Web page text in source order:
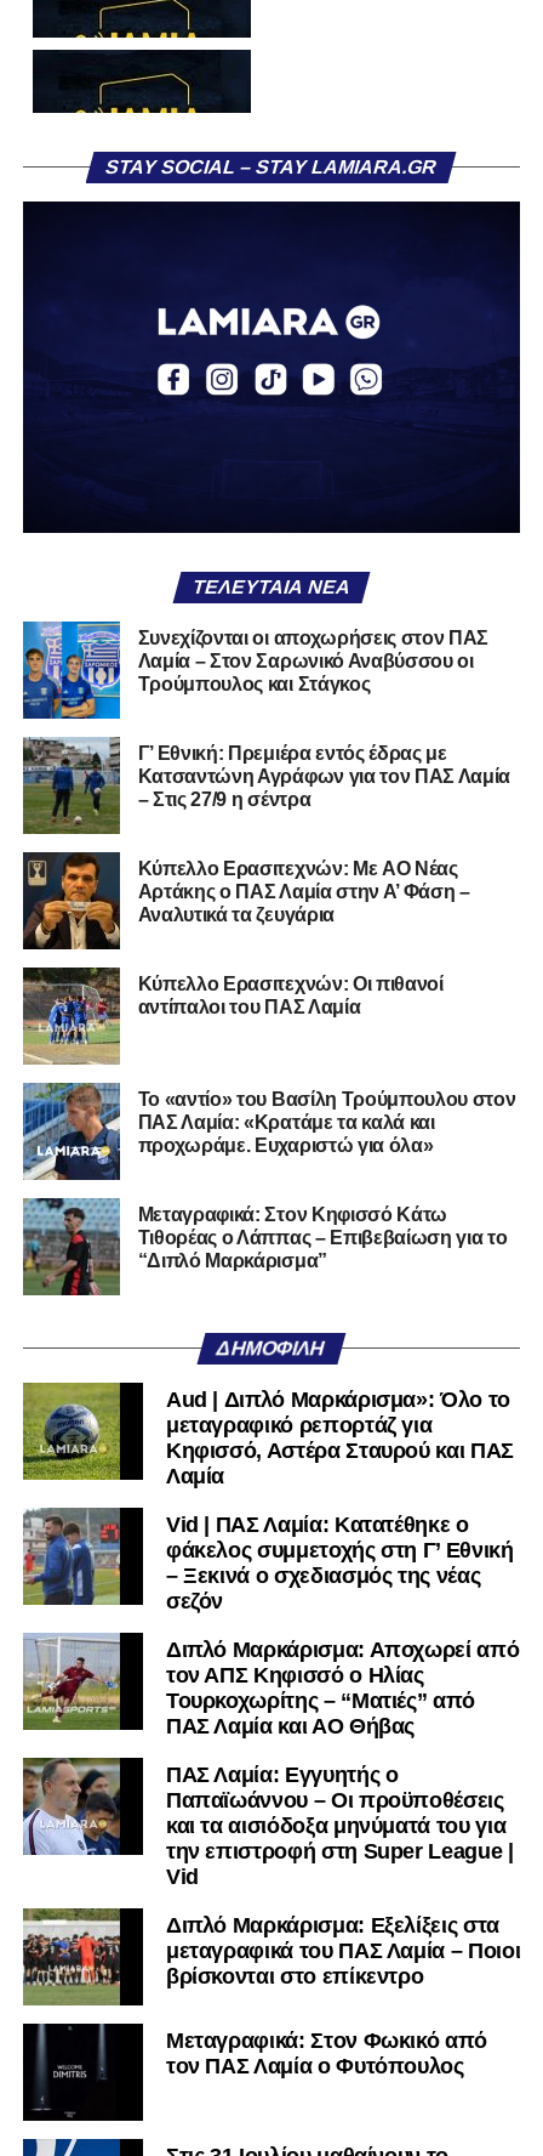
υπόλοιπο κόσμο. Ακολουθήστε το lamiara.gr στο
Facebook, στοTwitterκαι στο
μαθαίνετε σε χρόνο dt όλα τα νέα.
STAY SOCIAL – STAY LAMIARA.GR
ΤΕΛΕΥΤΑΊΑ ΝΈΑ
Συνεχίζονται οι αποχωρήσεις στον ΠΑΣ
Λαμία – Στον Σαρωνικό Αναβύσσου οι
Τρούμπουλος και Στάγκος
Γ’ Εθνική: Πρεμιέρα εντός έδρας με
Κατσαντώνη Αγράφων για τον ΠΑΣ Λαμία
– Στις 27/9 η σέντρα
Kύπελλο Ερασιτεχνών: Με AO Nέας
Αρτάκης ο ΠΑΣ Λαμία στην Α’ Φάση –
Αναλυτικά τα ζευγάρια
Κύπελλο Ερασιτεχνών: Οι πιθανοί
αντίπαλοι του ΠΑΣ Λαμία
Το «αντίο» του Βασίλη Τρούμπουλου στον
ΠΑΣ Λαμία: «Κρατάμε τα καλά και
προχωράμε. Ευχαριστώ για όλα»
Μεταγραφικά: Στον Κηφισσό Κάτω
Τιθορέας ο Λάππας – Επιβεβαίωση για το
“Διπλό Μαρκάρισμα”
ΔΗΜΟΦΙΛΉ
Aud | Διπλό Μαρκάρισμα»: Όλο το
μεταγραφικό ρεπορτάζ για
Κηφισσό, Αστέρα Σταυρού και ΠΑΣ
Λαμία
Vid | ΠΑΣ Λαμία: Κατατέθηκε ο
φάκελος συμμετοχής στη Γ’ Εθνική
– Ξεκινά ο σχεδιασμός της νέας
σεζόν
Διπλό Μαρκάρισμα: Αποχωρεί από
τον ΑΠΣ Κηφισσό ο Ηλίας
Τουρκοχωρίτης – “Ματιές” από
ΠΑΣ Λαμία και ΑΟ Θήβας
ΠΑΣ Λαμία: Εγγυητής ο
Παπαϊωάννου – Οι προϋποθέσεις
και τα αισιόδοξα μηνύματά του για
την επιστροφή στη Super League |
Vid
Διπλό Μαρκάρισμα: Εξελίξεις στα
μεταγραφικά του ΠΑΣ Λαμία – Ποιοι
βρίσκονται στο επίκεντρο
Μεταγραφικά: Στον Φωκικό από
τον ΠΑΣ Λαμία ο Φυτόπουλος